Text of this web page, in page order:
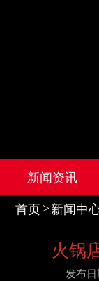
新闻资讯
首页 新闻中
火锅
发布